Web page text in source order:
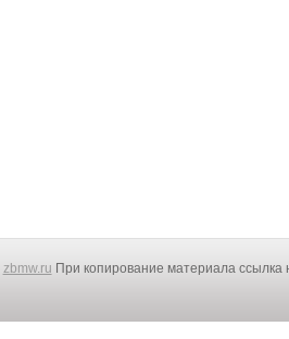
zbmw.ru При копирование материала ссылка